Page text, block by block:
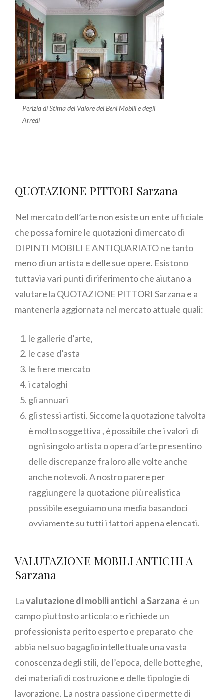
Perizia di Stima del Valore dei Beni Mobili e degli
Arredi
QUOTAZIONE PITTORI Sarzana
Nel mercato dell’arte non esiste un ente ufficiale
che possa fornire le quotazioni di mercato di
DIPINTI MOBILI E ANTIQUARIATO ne tanto
meno di un artista e delle sue opere. Esistono
tuttavia vari punti di riferimento che aiutano a
valutare la QUOTAZIONE PITTORI Sarzana e a
mantenerla aggiornata nel mercato attuale quali:
le gallerie d’arte,
le case d’asta
le fiere mercato
i cataloghi
gli annuari
gli stessi artisti. Siccome la quotazione talvolta
è molto soggettiva , è possibile che i valori di
ogni singolo artista o opera d’arte presentino
delle discrepanze fra loro alle volte anche
anche notevoli. A nostro parere per
raggiungere la quotazione più realistica
possibile eseguiamo una media basandoci
ovviamente su tutti i fattori appena elencati.
VALUTAZIONE MOBILI ANTICHI A
Sarzana
Lavalutazione di mobili antichi a Sarzana è un
campo piuttosto articolato e richiede un
professionista perito esperto e preparato che
abbia nel suo bagaglio intellettuale una vasta
conoscenza degli stili, dell’epoca, delle botteghe,
dei materiali di costruzione e delle tipologie di
lavorazione. La nostra passione ci permette di